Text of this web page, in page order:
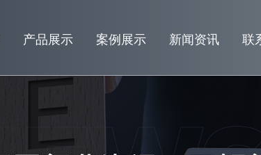
产品展示 案例展示 新闻资讯 联